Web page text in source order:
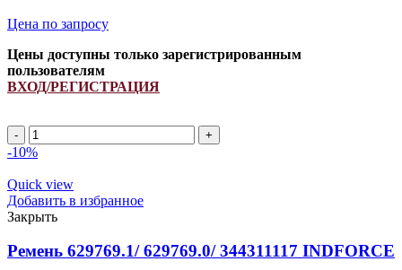
Цена по запросу
Цены доступны только зарегистрированным
пользователям
ВХОД/РЕГИСТРАЦИЯ
2HB
2550Lp/
(PCM
6201426)
ремень
многоручьевой
INDFORCE
Strongest
-10%
Quick view
Добавить в избранное
Закрыть
Ремень 629769.1/ 629769.0/ 344311117 INDFORCE